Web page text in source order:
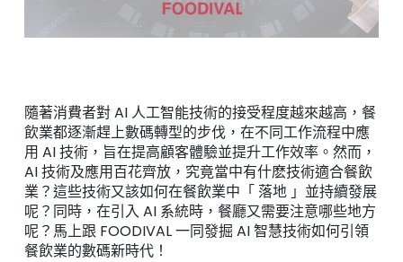
隨著消費者對 AI 人工智能技術的接受程度越來越高，餐
飲業都逐漸趕上數碼轉型的步伐，在不同工作流程中應
用 AI 技術，旨在提高顧客體驗並提升工作效率。然而，
AI 技術及應用百花齊放，究竟當中有什麽技術適合餐飲
業？這些技術又該如何在餐飲業中 「落地」並持續發展
呢？同時，在引入 AI 系統時，餐廳又需要注意哪些地方
呢？馬上跟 FOODIVAL 一同發掘 AI 智慧技術如何引領
餐飲業的數碼新時代！